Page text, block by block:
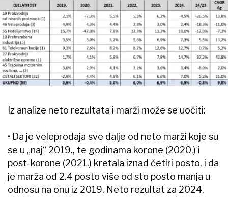
Iz analize neto rezultata i marži može se uočiti:
• Da je veleprodaja sve dalje od neto marži koje su
se u „naj“ 2019., te godinama korone (2020.) i
post-korone (2021.) kretala iznad četiri posto, i da
je marža od 2.4 posto više od sto posto manja u
odnosu na onu iz 2019. Neto rezultat za 2024.